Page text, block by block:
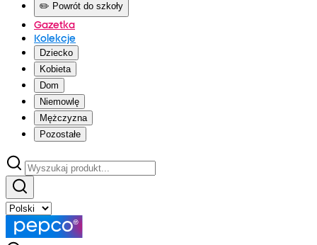
✏️ Powrót do szkoły
Gazetka
Kolekcje
Dziecko
Kobieta
Dom
Niemowlę
Mężczyzna
Pozostałe